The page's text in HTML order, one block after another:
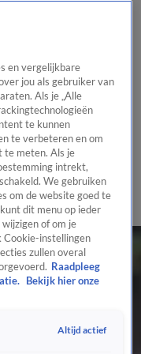
van Hart
Tip de
redactiePanelVideo's
en vergelijkbare
jou als gebruiker van
Als je „Alle
te kunnen
te verbeteren en om
te meten. Als je
intrekt,
We gebruiken
om de website goed te
dit menu op ieder
of om je
Cookie-instellingen
zullen overal
Raadpleeg
Bekijk hier onze
Altijd actief